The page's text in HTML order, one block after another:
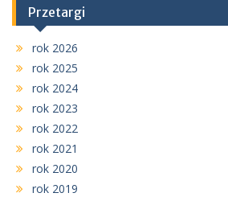
Przetargi
rok 2026
rok 2025
rok 2024
rok 2023
rok 2022
rok 2021
rok 2020
rok 2019